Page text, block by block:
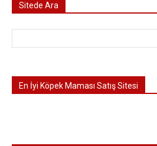
Sitede Ara
En İyi Köpek Maması Satış Sitesi